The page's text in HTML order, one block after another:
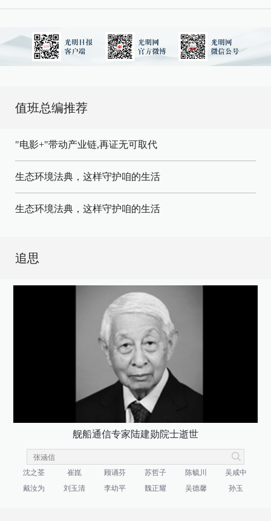
值班总编推荐
"电影+"带动产业链,再证无可取代
生态环境法典，这样守护咱的生活
生态环境法典，这样守护咱的生活
追思
舰船通信专家陆建勋院士逝世
沈之荃 崔崑 顾诵芬 苏哲子 陈毓川
吴咸中
戴汝为
刘玉清 李幼平 魏正耀 吴德馨 孙玉